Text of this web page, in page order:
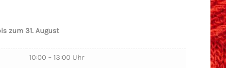
zum 31. August
10:00 – 13:00 Uhr